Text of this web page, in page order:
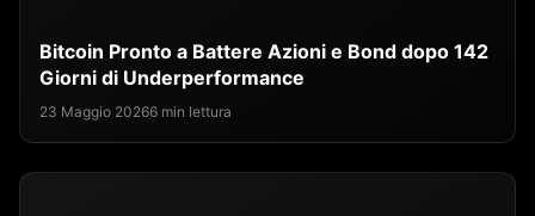
Bitcoin Pronto a Battere Azioni e Bond dopo 142
Giorni di Underperformance
23 Maggio 20266 min lettura